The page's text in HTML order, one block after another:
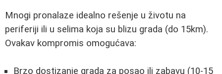
Mnogi pronalaze idealno rešenje u životu na
periferiji ili u selima koja su blizu grada (do 15km).
Ovakav kompromis omogućava:
Brzo dostizanje grada za posao ili zabavu (10-15